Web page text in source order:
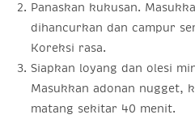
Panaskan kukusan.
dihancurkan dan campur
Koreksi rasa.
Siapkan loyang dan olesi
Masukkan adonan nugget,
matang sekitar 40 menit.